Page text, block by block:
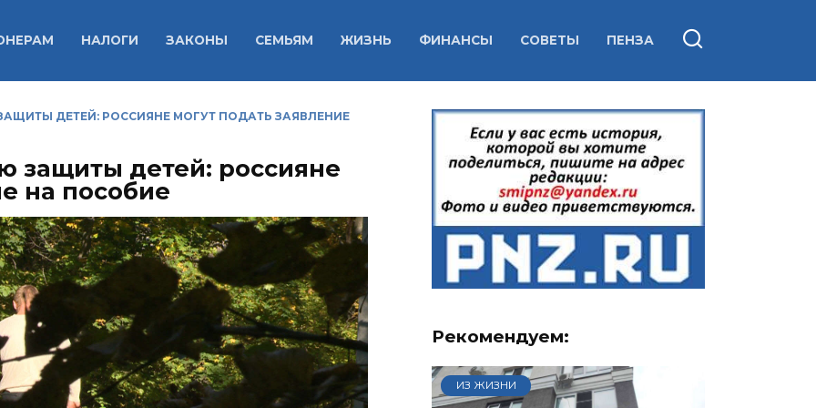
НАЛОГИ ЗАКОНЫ СЕМЬЯМ ЖИЗНЬ ФИНАНСЫ СОВЕТЫ ПЕНЗА
ДЕТЕЙ: РОССИЯНЕ МОГУТ ПОДАТЬ ЗАЯВЛЕНИЕ
защиты детей: россияне
на пособие
Рекомендуем:
ИЗ ЖИЗНИ